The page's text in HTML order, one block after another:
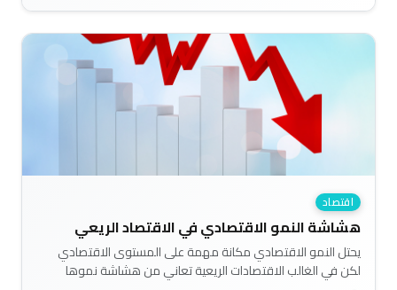
اقتصاد
هشاشة النمو الاقتصادي في الاقتصاد الريعي
يحتل النمو الاقتصادي مكانة مهمة على المستوى الاقتصادي
لكن في الغالب الاقتصادات الريعية تعاني من هشاشة نموها